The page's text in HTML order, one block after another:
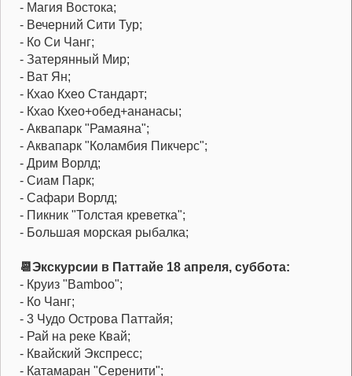
- Магия Востока;
- Вечерний Сити Тур;
- Ко Си Чанг;
- Затерянный Мир;
- Ват Ян;
- Кхао Кхео Стандарт;
- Кхао Кхео+обед+ананасы;
- Аквапарк "Рамаяна";
- Аквапарк "Коламбия Пикчерс";
- Дрим Ворлд;
- Сиам Парк;
- Сафари Ворлд;
- Пикник "Толстая креветка";
- Большая морская рыбалка;
📆Экскурсии в Паттайе 18 апреля, суббота:
- Круиз "Bamboo";
- Ко Чанг;
- 3 Чудо Острова Паттайя;
- Рай на реке Квай;
- Квайский Экспресс;
- Катамаран "Серенити";